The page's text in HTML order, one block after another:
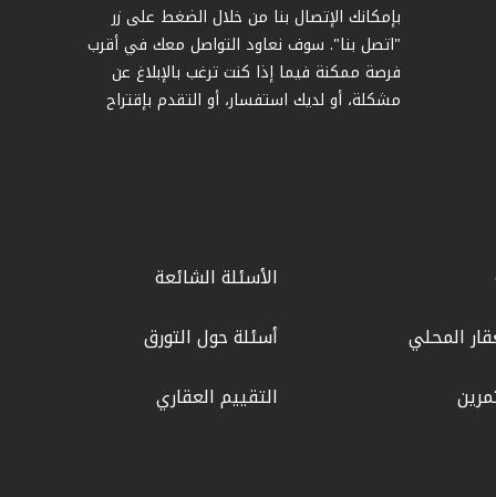
بإمكانك الإتصال بنا من خلال الضغط على زر
"اتصل بنا". سوف نعاود التواصل معك في أقرب
فرصة ممكنة فيما إذا كنت ترغب بالإبلاغ عن
مشكلة، أو لديك استفسار، أو التقدم بإقتراح
المحلي
الأسئلة الشائعة
أسئلة حول التورق
التقييم العقاري